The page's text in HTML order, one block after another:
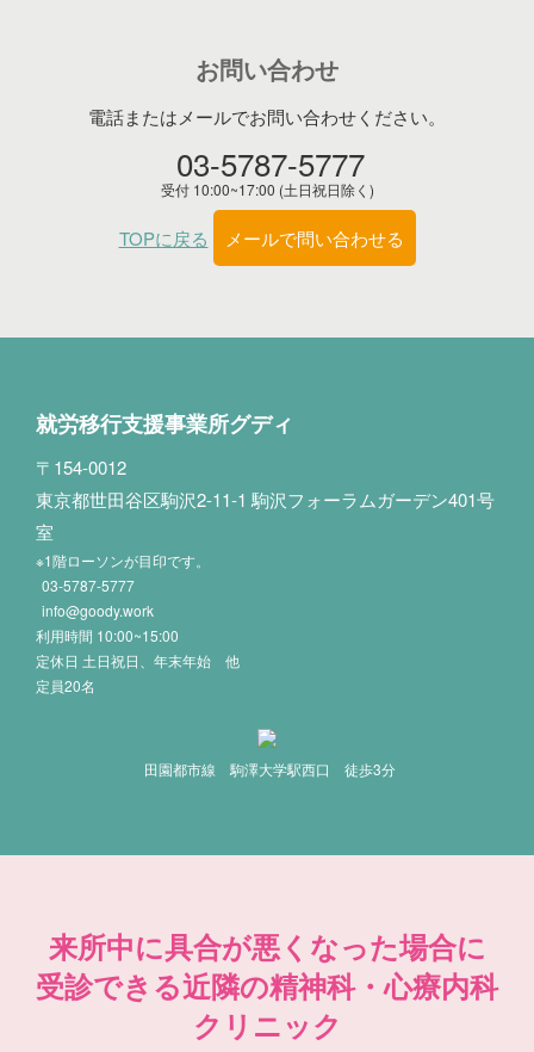
お問い合わせ
電話またはメールでお問い合わせください。
03-5787-5777
受付 10:00~17:00 (土日祝日除く)
TOPに戻る メールで問い合わせる
就労移行支援事業所グディ
〒154-0012
東京都世田谷区駒沢2-11-1 駒沢フォーラムガーデン401号
室
※1階ローソンが目印です。
03-5787-5777
info@goody.work
利用時間 10:00~15:00
定休日 土日祝日、年末年始 他
定員20名
田園都市線 駒澤大学駅西口 徒歩3分
来所中に具合が悪くなった場合に
受診できる近隣の精神科・心療内科
クリニック